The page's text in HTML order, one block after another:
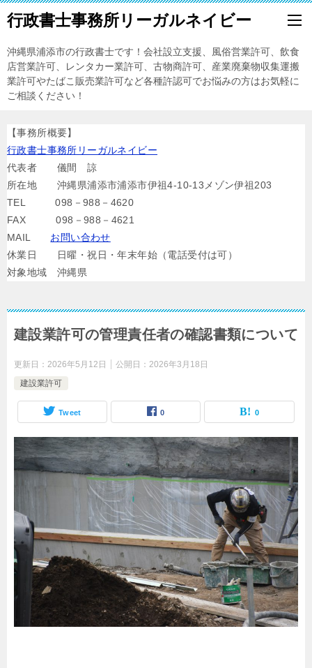
行政書士事務所リーガルネイビー
沖縄県浦添市の行政書士です！会社設立支援、風俗営業許可、飲食
店営業許可、レンタカー業許可、古物商許可、産業廃棄物収集運搬
業許可やたばこ販売業許可など各種許認可でお悩みの方はお気軽に
ご相談ください！
【事務所概要】
行政書士事務所リーガルネイビー
代表者 儀間 諒
所在地 沖縄県浦添市浦添市伊祖4-10-13メゾン伊祖203
TEL 098－988－4620
FAX 098－988－4621
MAIL お問い合わせ
休業日 日曜・祝日・年末年始（電話受付は可）
対象地域 沖縄県
建設業許可の管理責任者の確認書類について
更新日： 2026年5月12日 公開日： 2026年3月18日
建設業許可
Tweet 0 0